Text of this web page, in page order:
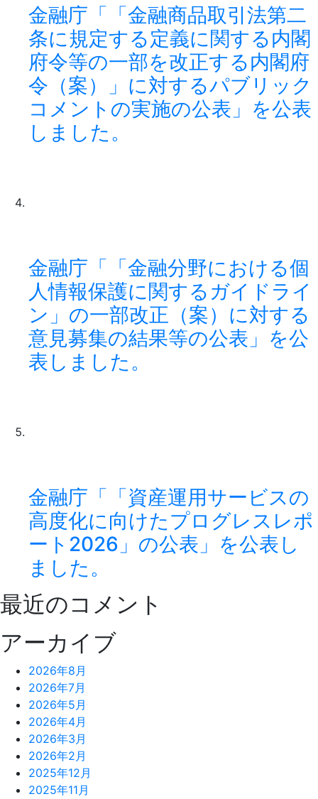
金融庁「「金融商品取引法第二
条に規定する定義に関する内閣
府令等の一部を改正する内閣府
令（案）」に対するパブリック
コメントの実施の公表」を公表
しました。
金融庁「「金融分野における個
人情報保護に関するガイドライ
ン」の一部改正（案）に対する
意見募集の結果等の公表」を公
表しました。
金融庁「「資産運用サービスの
高度化に向けたプログレスレポ
ート2026」の公表」を公表し
ました。
最近のコメント
アーカイブ
2026年8月
2026年7月
2026年5月
2026年4月
2026年3月
2026年2月
2025年12月
2025年11月